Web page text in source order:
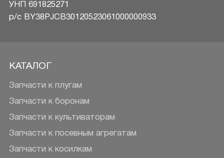
УНП 691825271
р/c BY38PJCB30120523061000000933
КАТАЛОГ
Запчасти к плугам
Запчасти к боронам
Запчасти к культиваторам
Запчасти к посевным агрегатам
Запчасти к косилкам